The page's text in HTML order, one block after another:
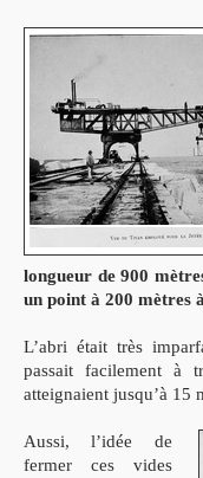
longueur de 900
un point à 200 mètres
L’abri était très
passait facilement à
atteignaient jusqu’à 15
Aussi, l’idée de
fermer ces vides